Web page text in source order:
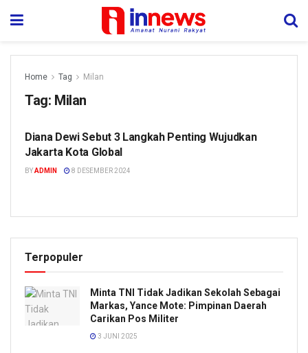
Home Tag Milan
Tag: Milan
EKONOMI & BISNIS
Diana Dewi Sebut 3 Langkah Penting Wujudkan
Jakarta Kota Global
BYADMIN 8 DESEMBER 2024
Terpopuler
Minta TNI Tidak Jadikan Sekolah Sebagai
Markas, Yance Mote: Pimpinan Daerah
Carikan Pos Militer
3 JUNI 2025